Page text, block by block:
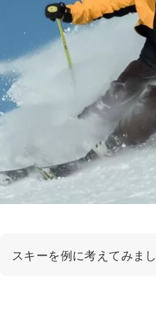
スキーを例に考えてみま